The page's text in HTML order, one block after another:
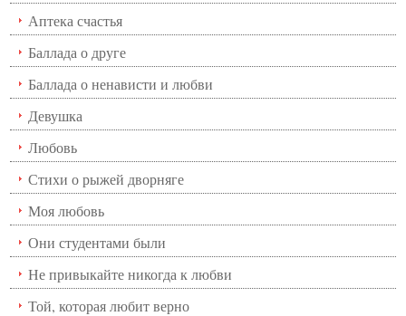
Аптека счастья
Баллада о друге
Баллада о ненависти и любви
Девушка
Любовь
Стихи о рыжей дворняге
Моя любовь
Они студентами были
Не привыкайте никогда к любви
Той, которая любит верно